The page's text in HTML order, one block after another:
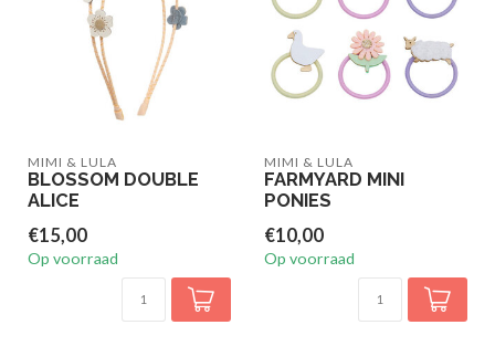
MIMI & LULA
BLOSSOM DOUBLE
ALICE
€15,00
Op voorraad
MIMI & LULA
FARMYARD MINI
PONIES
€10,00
Op voorraad